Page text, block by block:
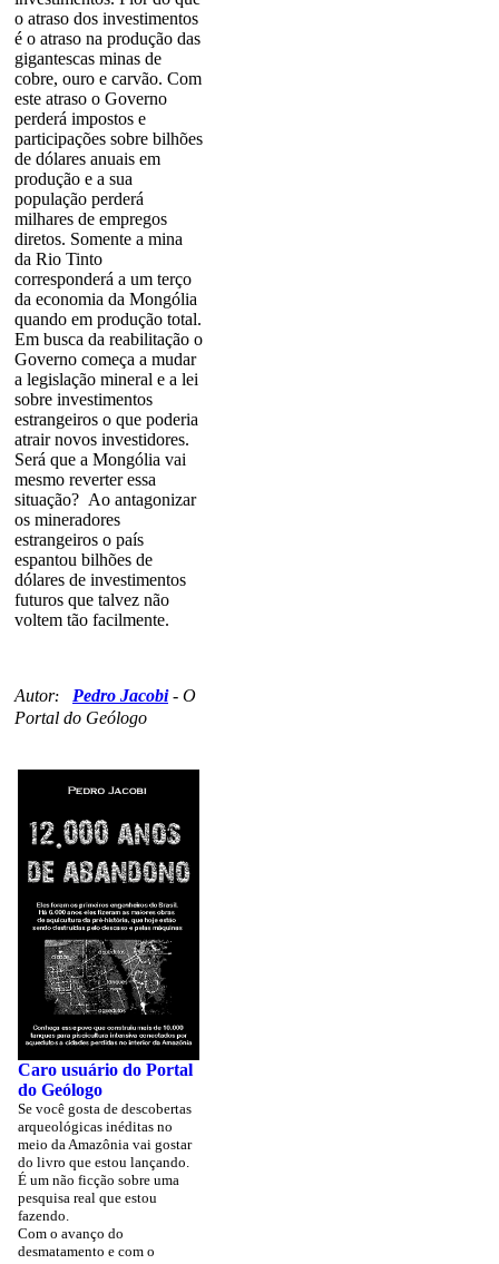
o atraso dos investimentos
é o atraso na produção das
gigantescas minas de
cobre, ouro e carvão. Com
este atraso o Governo
perderá impostos e
participações sobre bilhões
de dólares anuais em
produção e a sua
população perderá
milhares de empregos
diretos. Somente a mina
da Rio Tinto
corresponderá a um terço
da economia da Mongólia
quando em produção total.
Em busca da reabilitação o
Governo começa a mudar
a legislação mineral e a lei
sobre investimentos
estrangeiros o que poderia
atrair novos investidores.
Será que a Mongólia vai
mesmo reverter essa
situação? Ao antagonizar
os mineradores
estrangeiros o país
espantou bilhões de
dólares de investimentos
futuros que talvez não
voltem tão facilmente.
Autor: Pedro Jacobi- O
Portal do Geólogo
Caro usuário do Portal
do Geólogo
Se você gosta de descobertas
arqueológicas inéditas no
meio da Amazônia vai gostar
do livro que estou lançando.
É um não ficção sobre uma
pesquisa real que estou
fazendo.
Com o avanço do
desmatamento e com o